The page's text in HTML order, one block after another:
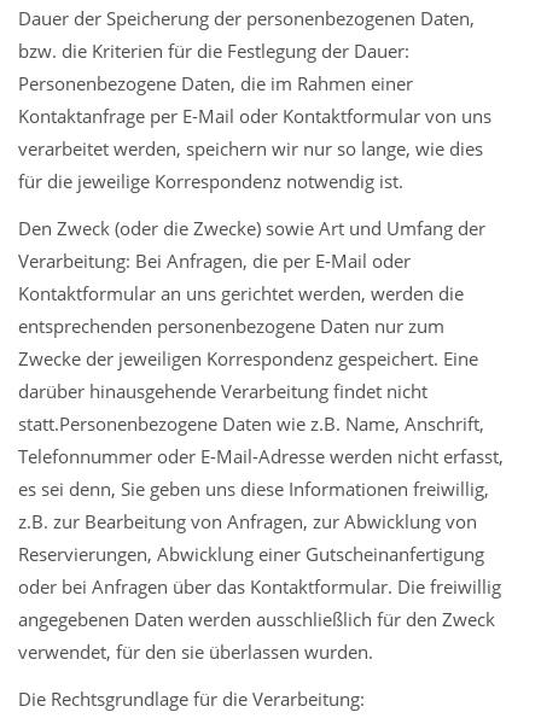
Dauer der Speicherung der personenbezogenen Daten,
bzw. die Kriterien für die Festlegung der Dauer:
Personenbezogene Daten, die im Rahmen einer
Kontaktanfrage per E-Mail oder Kontaktformular von uns
verarbeitet werden, speichern wir nur so lange, wie dies
für die jeweilige Korrespondenz notwendig ist.
Den Zweck (oder die Zwecke) sowie Art und Umfang der
Verarbeitung: Bei Anfragen, die per E-Mail oder
Kontaktformular an uns gerichtet werden, werden die
entsprechenden personenbezogene Daten nur zum
Zwecke der jeweiligen Korrespondenz gespeichert. Eine
darüber hinausgehende Verarbeitung findet nicht
statt.Personenbezogene Daten wie z.B. Name, Anschrift,
Telefonnummer oder E-Mail-Adresse werden nicht erfasst,
es sei denn, Sie geben uns diese Informationen freiwillig,
z.B. zur Bearbeitung von Anfragen, zur Abwicklung von
Reservierungen, Abwicklung einer Gutscheinanfertigung
oder bei Anfragen über das Kontaktformular. Die freiwillig
angegebenen Daten werden ausschließlich für den Zweck
verwendet, für den sie überlassen wurden.
Die Rechtsgrundlage für die Verarbeitung: